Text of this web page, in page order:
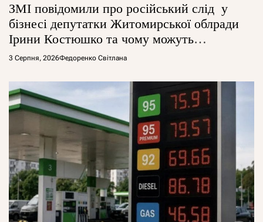
ЗМІ повідомили про російський слід у
бізнесі депутатки Житомирської облради
Ірини Костюшко та чому можуть
арештувати її активи
3 Серпня, 2026Федоренко Світлана